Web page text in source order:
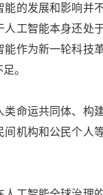
能的发展和影响并
人工智能本身还处
作为新一轮科技
。
运共同体、构建
间机构和公民个人